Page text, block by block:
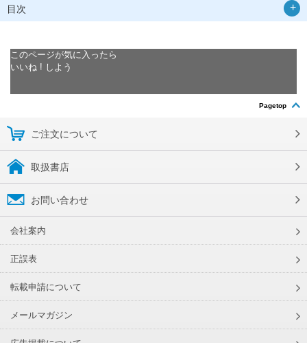
目次
このページが気に入ったら
いいね ! しよう
Pagetop
ご注文について
取扱書店
お問い合わせ
会社案内
正誤表
転載申請について
メールマガジン